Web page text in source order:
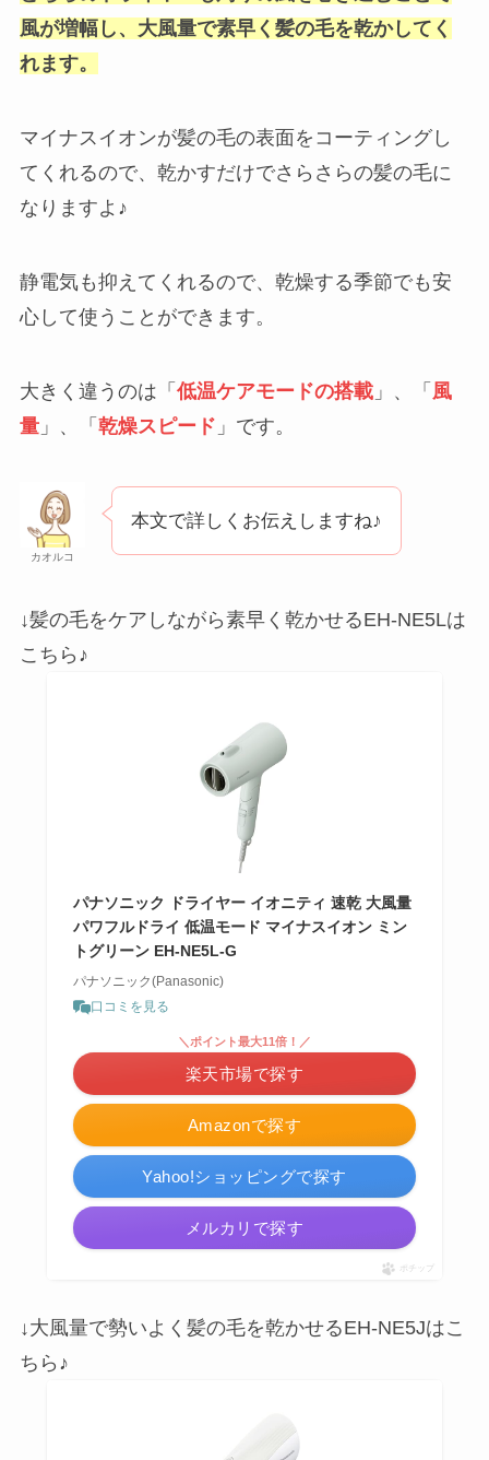
風が増幅し、大風量で素早く髪の毛を乾かしてく
れます。
マイナスイオンが髪の毛の表面をコーティングし
てくれるので、乾かすだけでさらさらの髪の毛に
なりますよ♪
静電気も抑えてくれるので、乾燥する季節でも安
心して使うことができます。
大きく違うのは「 低温ケアモードの搭載」、「 風
量」、「 乾燥スピード 」です。
カオルコ
本文で詳しくお伝えしますね♪
↓髪の毛をケアしながら素早く乾かせるEH-NE5Lは
こちら♪
パナソニック ドライヤー イオニティ 速乾 大風量
パワフルドライ 低温モード マイナスイオン ミン
トグリーン EH-NE5L-G
パナソニック(Panasonic)
口コミを見る
Amazonで探す
＼ポイント最大11倍！／
楽天市場で探す
Yahoo!ショッピングで探す
メルカリで探す
ポチップ
↓大風量で勢いよく髪の毛を乾かせるEH-NE5Jはこ
ちら♪